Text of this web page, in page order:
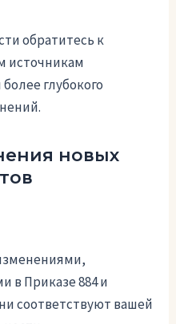
обратитесь к
источникам
глубокого
новых
в Приказе 884 и
соответствуют вашей